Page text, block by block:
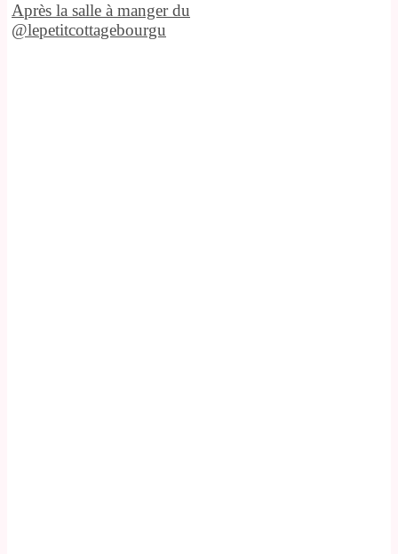
Après la salle à manger du
@lepetitcottagebourgu